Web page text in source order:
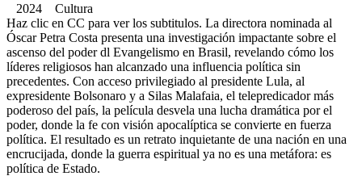
2024 Cultura
Haz clic en CC para ver los subtitulos. La directora nominada al
Óscar Petra Costa presenta una investigación impactante sobre el
ascenso del poder dl Evangelismo en Brasil, revelando cómo los
líderes religiosos han alcanzado una influencia política sin
precedentes. Con acceso privilegiado al presidente Lula, al
expresidente Bolsonaro y a Silas Malafaia, el telepredicador más
poderoso del país, la película desvela una lucha dramática por el
poder, donde la fe con visión apocalíptica se convierte en fuerza
política. El resultado es un retrato inquietante de una nación en una
encrucijada, donde la guerra espiritual ya no es una metáfora: es
política de Estado.